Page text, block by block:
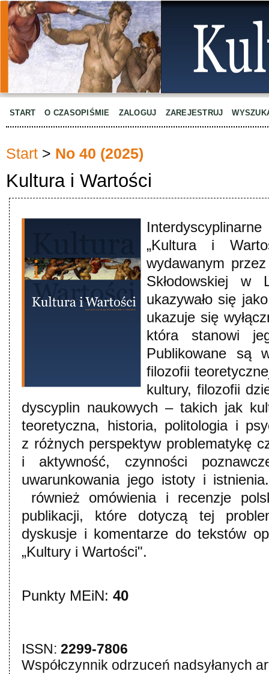
START O CZASOPIŚMIE ZALOGUJ ZAREJESTRUJ
Start > No 40 (2025)
Kultura i Wartości
„Kultura i
wydawanym
Skłodowskiej w
ukazywało się
ukazuje się
która stanowi
Publikowane są
filozofii
kultury, filozofii
dyscyplin naukowych – takich jak
teoretyczna, historia, politologia i
z różnych perspektyw problematykę
i aktywność, czynności
uwarunkowania jego istoty i
również omówienia i recenzje
publikacji, które dotyczą tej
dyskusje i komentarze do tekstów
„Kultury i Wartości".
Punkty MEiN: 40
ISSN: 2299-7806
Współczynnik odrzuceń nadsyłanych